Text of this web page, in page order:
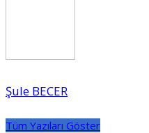
Şule BECER
Tüm Yazıları Göster